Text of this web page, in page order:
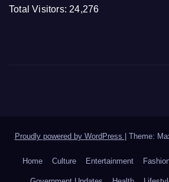
Total Visitors: 24,276
Proudly powered by WordPress | Theme:
Home Culture Entertainment